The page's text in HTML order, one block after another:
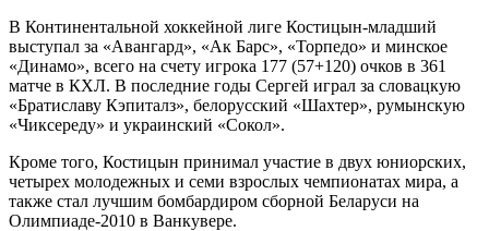
В Континентальной хоккейной лиге Костицын-младший
выступал за «Авангард», «Ак Барс», «Торпедо» и минское
«Динамо», всего на счету игрока 177 (57+120) очков в 361
матче в КХЛ. В последние годы Сергей играл за словацкую
«Братиславу Кэпиталз», белорусский «Шахтер», румынскую
«Чиксереду» и украинский «Сокол».
Кроме того, Костицын принимал участие в двух юниорских,
четырех молодежных и семи взрослых чемпионатах мира, а
также стал лучшим бомбардиром сборной Беларуси на
Олимпиаде-2010 в Ванкувере.